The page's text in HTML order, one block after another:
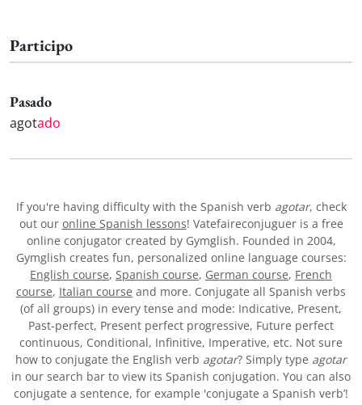
Participo
Pasado
agotado
If you're having difficulty with the Spanish verb agotar, check
out our online Spanish lessons! Vatefaireconjuguer is a free
online conjugator created by Gymglish. Founded in 2004,
Gymglish creates fun, personalized online language courses:
English course, Spanish course, German course, French
course, Italian course and more. Conjugate all Spanish verbs
(of all groups) in every tense and mode: Indicative, Present,
Past-perfect, Present perfect progressive, Future perfect
continuous, Conditional, Infinitive, Imperative, etc. Not sure
how to conjugate the English verb agotar? Simply type agotar
in our search bar to view its Spanish conjugation. You can also
conjugate a sentence, for example 'conjugate a Spanish verb’!